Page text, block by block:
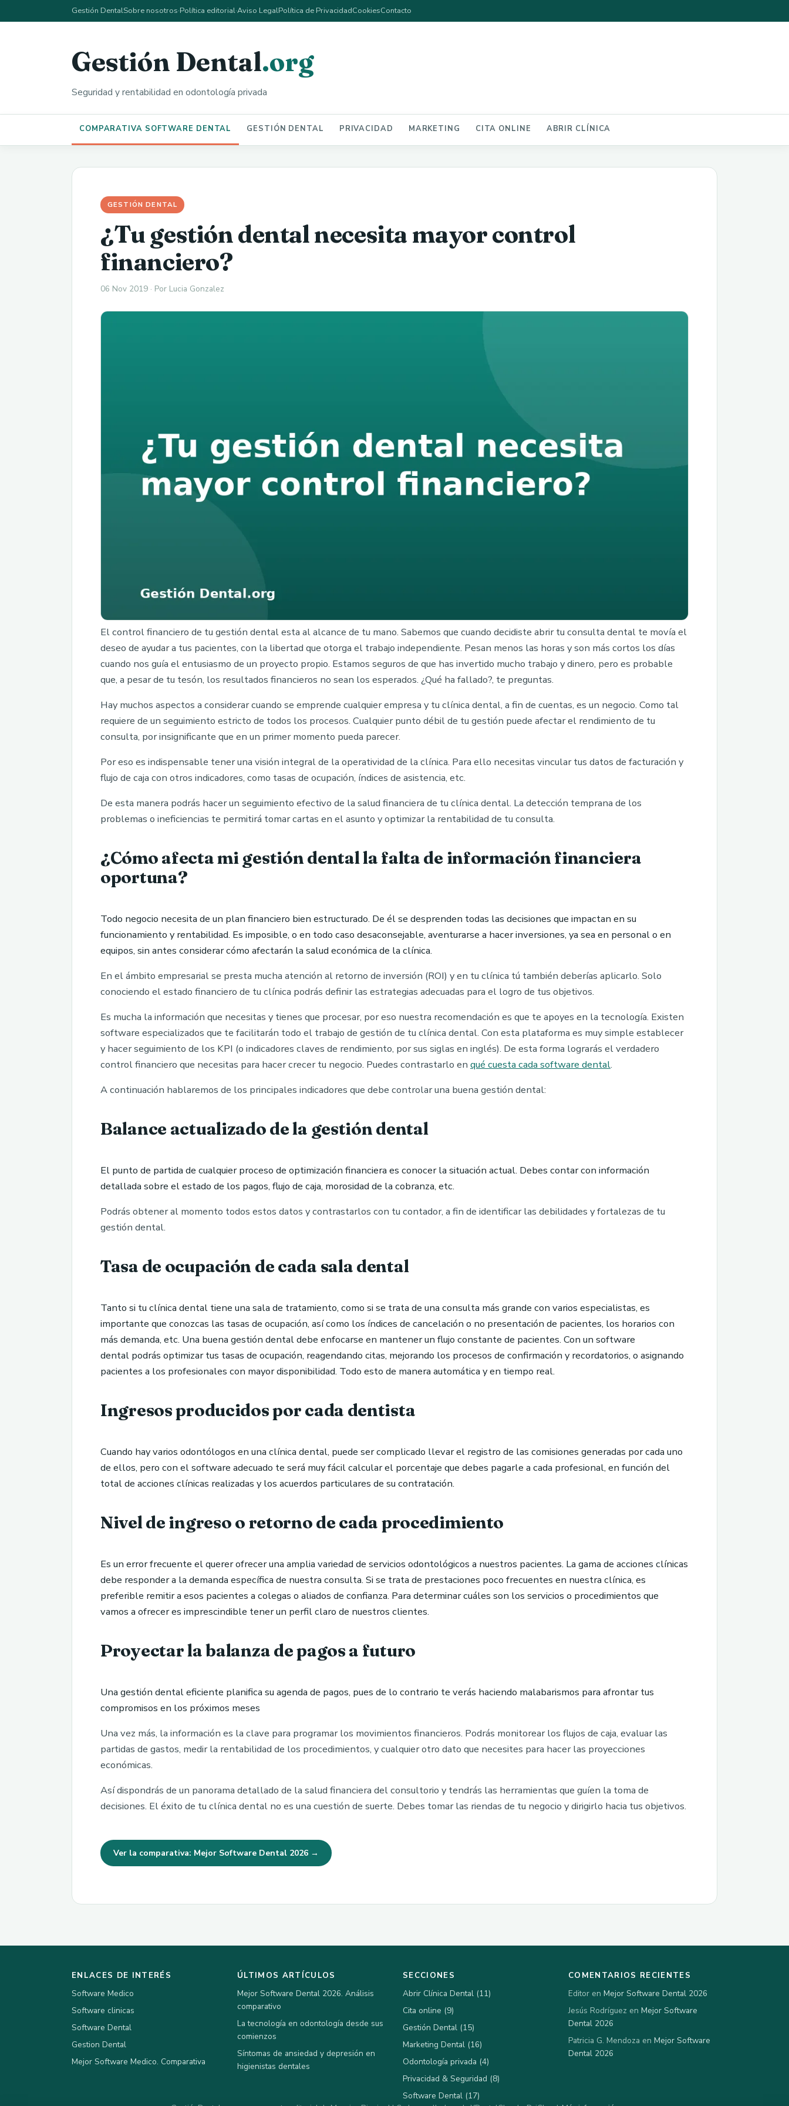
Gestión DentalSobre nosotros·Política editorial·Aviso LegalPolítica de PrivacidadCookiesContacto
Gestión Dental.org
Seguridad y rentabilidad en odontología privada
COMPARATIVA SOFTWARE DENTAL GESTIÓN DENTAL PRIVACIDAD MARKETING CITA ONLINE ABRIR CLÍNICA
GESTIÓN DENTAL
¿Tu gestión dental necesita mayor control
financiero?
06 Nov 2019 · Por Lucia Gonzalez
El control financiero de tu gestión dental esta al alcance de tu mano. Sabemos que cuando decidiste abrir tu consulta dental te movía el
deseo de ayudar a tus pacientes, con la libertad que otorga el trabajo independiente. Pesan menos las horas y son más cortos los días
cuando nos guía el entusiasmo de un proyecto propio. Estamos seguros de que has invertido mucho trabajo y dinero, pero es probable
que, a pesar de tu tesón, los resultados financieros no sean los esperados. ¿Qué ha fallado?, te preguntas.
Hay muchos aspectos a considerar cuando se emprende cualquier empresa y tu clínica dental, a fin de cuentas, es un negocio. Como tal
requiere de un seguimiento estricto de todos los procesos. Cualquier punto débil de tu gestión puede afectar el rendimiento de tu
consulta, por insignificante que en un primer momento pueda parecer.
Por eso es indispensable tener una visión integral de la operatividad de la clínica. Para ello necesitas vincular tus datos de facturación y
flujo de caja con otros indicadores, como tasas de ocupación, índices de asistencia, etc.
De esta manera podrás hacer un seguimiento efectivo de la salud financiera de tu clínica dental. La detección temprana de los
problemas o ineficiencias te permitirá tomar cartas en el asunto y optimizar la rentabilidad de tu consulta.
¿Cómo afecta mi gestión dental la falta de información financiera
oportuna?
Todo negocio necesita de un plan financiero bien estructurado. De él se desprenden todas las decisiones que impactan en su
funcionamiento y rentabilidad. Es imposible, o en todo caso desaconsejable, aventurarse a hacer inversiones, ya sea en personal o en
equipos, sin antes considerar cómo afectarán la salud económica de la clínica.
En el ámbito empresarial se presta mucha atención al retorno de inversión (ROI) y en tu clínica tú también deberías aplicarlo. Solo
conociendo el estado financiero de tu clínica podrás definir las estrategias adecuadas para el logro de tus objetivos.
Es mucha la información que necesitas y tienes que procesar, por eso nuestra recomendación es que te apoyes en la tecnología. Existen
software especializados que te facilitarán todo el trabajo de gestión de tu clínica dental. Con esta plataforma es muy simple establecer
y hacer seguimiento de los KPI (o indicadores claves de rendimiento, por sus siglas en inglés). De esta forma lograrás el verdadero
control financiero que necesitas para hacer crecer tu negocio. Puedes contrastarlo en qué cuesta cada software dental.
A continuación hablaremos de los principales indicadores que debe controlar una buena gestión dental:
Balance actualizado de la gestión dental
El punto de partida de cualquier proceso de optimización financiera es conocer la situación actual. Debes contar con información
detallada sobre el estado de los pagos, flujo de caja, morosidad de la cobranza, etc.
Podrás obtener al momento todos estos datos y contrastarlos con tu contador, a fin de identificar las debilidades y fortalezas de tu
gestión dental.
Tasa de ocupación de cada sala dental
Tanto si tu clínica dental tiene una sala de tratamiento, como si se trata de una consulta más grande con varios especialistas, es
importante que conozcas las tasas de ocupación, así como los índices de cancelación o no presentación de pacientes, los horarios con
más demanda, etc. Una buena gestión dental debe enfocarse en mantener un flujo constante de pacientes. Con un software
dental podrás optimizar tus tasas de ocupación, reagendando citas, mejorando los procesos de confirmación y recordatorios, o asignando
pacientes a los profesionales con mayor disponibilidad. Todo esto de manera automática y en tiempo real.
Ingresos producidos por cada dentista
Cuando hay varios odontólogos en una clínica dental, puede ser complicado llevar el registro de las comisiones generadas por cada uno
de ellos, pero con el software adecuado te será muy fácil calcular el porcentaje que debes pagarle a cada profesional, en función del
total de acciones clínicas realizadas y los acuerdos particulares de su contratación.
Nivel de ingreso o retorno de cada procedimiento
Es un error frecuente el querer ofrecer una amplia variedad de servicios odontológicos a nuestros pacientes. La gama de acciones clínicas
debe responder a la demanda específica de nuestra consulta. Si se trata de prestaciones poco frecuentes en nuestra clínica, es
preferible remitir a esos pacientes a colegas o aliados de confianza. Para determinar cuáles son los servicios o procedimientos que
vamos a ofrecer es imprescindible tener un perfil claro de nuestros clientes.
Proyectar la balanza de pagos a futuro
Una gestión dental eficiente planifica su agenda de pagos, pues de lo contrario te verás haciendo malabarismos para afrontar tus
compromisos en los próximos meses
Una vez más, la información es la clave para programar los movimientos financieros. Podrás monitorear los flujos de caja, evaluar las
partidas de gastos, medir la rentabilidad de los procedimientos, y cualquier otro dato que necesites para hacer las proyecciones
económicas.
Así dispondrás de un panorama detallado de la salud financiera del consultorio y tendrás las herramientas que guíen la toma de
decisiones. El éxito de tu clínica dental no es una cuestión de suerte. Debes tomar las riendas de tu negocio y dirigirlo hacia tus objetivos.
Ver la comparativa: Mejor Software Dental 2026 →
ENLACES DE INTERÉS
Software Medico
Software clinicas
Software Dental
Gestion Dental
Mejor Software Medico. Comparativa
ÚLTIMOS ARTÍCULOS
Mejor Software Dental 2026. Análisis
comparativo
La tecnología en odontología desde sus
comienzos
Síntomas de ansiedad y depresión en
higienistas dentales
SECCIONES
Abrir Clínica Dental (11)
Cita online (9)
Gestión Dental (15)
Marketing Dental (16)
Odontología privada (4)
Privacidad & Seguridad (8)
Software Dental (17)
COMENTARIOS RECIENTES
Editor en Mejor Software Dental 2026
Jesús Rodríguez en Mejor Software
Dental 2026
Patricia G. Mendoza en Mejor Software
Dental 2026